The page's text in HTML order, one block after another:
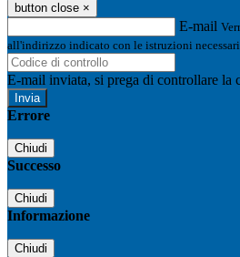
button close ×
E-mail
all'indirizzo indicato con le istruzioni
E-mail inviata, si prega di controllare la
Errore
Chiudi
Successo
Chiudi
Informazione
Chiudi